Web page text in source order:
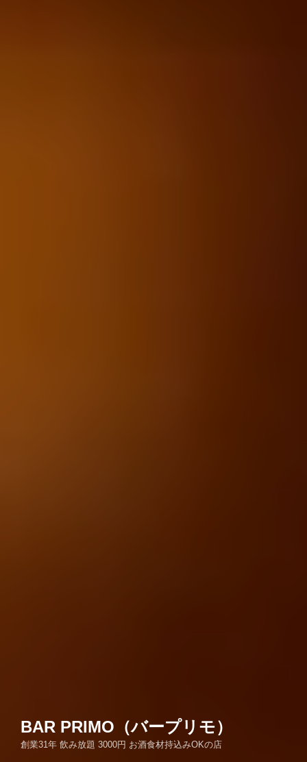
BAR PRIMO（バープリモ）
創業31年 飲み放題 3000円 お酒食材持込みOKの店